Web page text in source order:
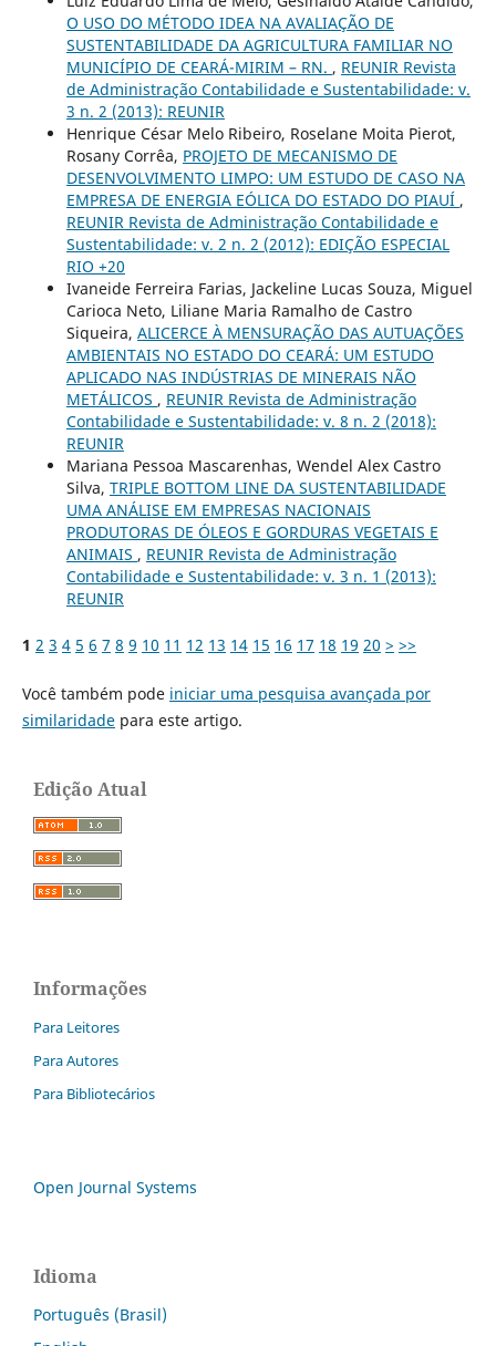
O USO DO MÉTODO IDEA NA AVALIAÇÃO DE
SUSTENTABILIDADE DA AGRICULTURA FAMILIAR NO
MUNICÍPIO DE CEARÁ-MIRIM – RN. , REUNIR Revista
de Administração Contabilidade e Sustentabilidade: v.
3 n. 2 (2013): REUNIR
Henrique César Melo Ribeiro, Roselane Moita Pierot,
Rosany Corrêa, PROJETO DE MECANISMO DE
DESENVOLVIMENTO LIMPO: UM ESTUDO DE CASO NA
EMPRESA DE ENERGIA EÓLICA DO ESTADO DO PIAUÍ ,
REUNIR Revista de Administração Contabilidade e
Sustentabilidade: v. 2 n. 2 (2012): EDIÇÃO ESPECIAL
RIO +20
Ivaneide Ferreira Farias, Jackeline Lucas Souza, Miguel
Carioca Neto, Liliane Maria Ramalho de Castro
Siqueira, ALICERCE À MENSURAÇÃO DAS AUTUAÇÕES
AMBIENTAIS NO ESTADO DO CEARÁ: UM ESTUDO
APLICADO NAS INDÚSTRIAS DE MINERAIS NÃO
METÁLICOS , REUNIR Revista de Administração
Contabilidade e Sustentabilidade: v. 8 n. 2 (2018):
REUNIR
Mariana Pessoa Mascarenhas, Wendel Alex Castro
Silva, TRIPLE BOTTOM LINE DA SUSTENTABILIDADE
UMA ANÁLISE EM EMPRESAS NACIONAIS
PRODUTORAS DE ÓLEOS E GORDURAS VEGETAIS E
ANIMAIS , REUNIR Revista de Administração
Contabilidade e Sustentabilidade: v. 3 n. 1 (2013):
REUNIR
1 2 3 4 5 6 7 8 9 10 11 12 13 14 15 16 17 18 19 20 > >>
Você também pode iniciar uma pesquisa avançada por
similaridadepara este artigo.
Edição Atual
Informações
Para Leitores
Para Autores
Para Bibliotecários
Open Journal Systems
Idioma
Português (Brasil)